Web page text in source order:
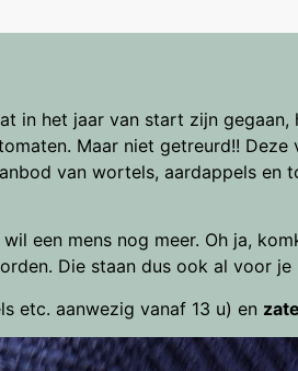
in het jaar van start zijn
Maar niet getreurd!!
van wortels, aardappels en
een mens nog meer. Oh ja,
Die staan dus ook al voor je
etc. aanwezig vanaf 13 u) en